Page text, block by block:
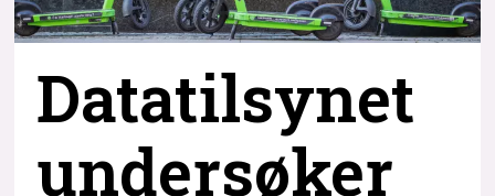
Datatilsynet
undersøker